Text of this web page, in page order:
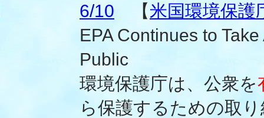
6/10 【米国環境保護
EPA Continues to
Public
環境保護庁は、公衆を
ら保護するための取